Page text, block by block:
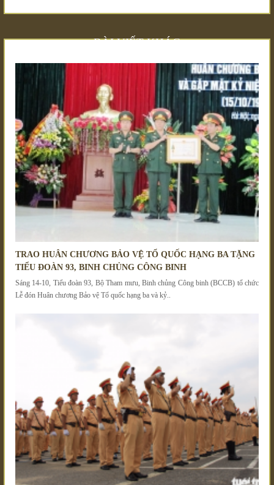
BÀI VIẾT KHÁC
TRAO HUÂN CHƯƠNG BẢO VỆ TỔ QUỐC HẠNG BA TẶNG
TIỂU ĐOÀN 93, BINH CHỦNG CÔNG BINH
Sáng 14-10, Tiểu đoàn 93, Bộ Tham mưu, Binh chủng Công binh (BCCB) tổ chức
Lễ đón Huân chương Bảo vệ Tổ quốc hạng ba và kỷ..